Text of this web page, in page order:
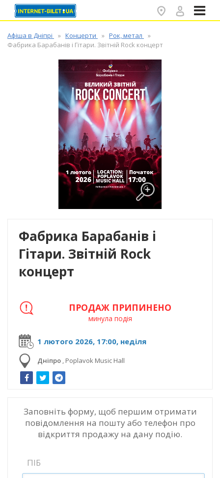
Афіша в Дніпрі Концерти
Рок, метал
Фабрика Барабанів і Гітари. Звітній Rock концерт
Фабрика Барабанів і
Гітари. Звітній Rock
концерт
1 лютого 2026, 17:00, неділя
Дніпро , Poplavok Music Hall
ПРОДАЖ ПРИПИНЕНО
минула подія
Заповніть форму, щоб першим отримати
повідомлення на пошту або телефон про
відкриття продажу на дану подію.
ПІБ